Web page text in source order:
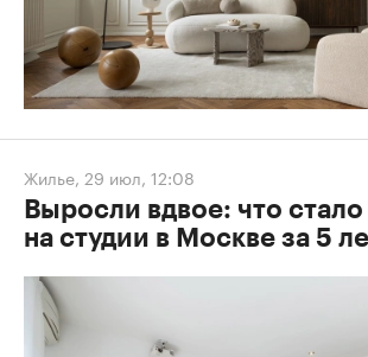
Жилье, 29 июл, 12:08
Выросли вдвое: что
на студии в Москве за 5